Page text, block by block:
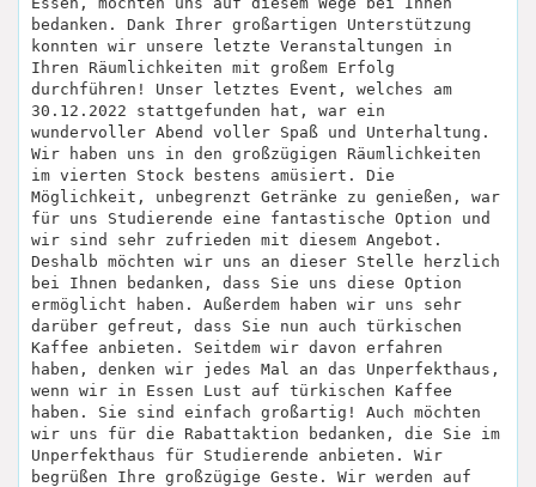
bedanken. Dank Ihrer großartigen Unterstützung
konnten wir unsere letzte Veranstaltungen in
Ihren Räumlichkeiten mit großem Erfolg
durchführen! Unser letztes Event, welches am
30.12.2022 stattgefunden hat, war ein
wundervoller Abend voller Spaß und Unterhaltung.
Wir haben uns in den großzügigen Räumlichkeiten
im vierten Stock bestens amüsiert. Die
Möglichkeit, unbegrenzt Getränke zu genießen, war
für uns Studierende eine fantastische Option und
wir sind sehr zufrieden mit diesem Angebot.
Deshalb möchten wir uns an dieser Stelle herzlich
bei Ihnen bedanken, dass Sie uns diese Option
ermöglicht haben. Außerdem haben wir uns sehr
darüber gefreut, dass Sie nun auch türkischen
Kaffee anbieten. Seitdem wir davon erfahren
haben, denken wir jedes Mal an das Unperfekthaus,
wenn wir in Essen Lust auf türkischen Kaffee
haben. Sie sind einfach großartig! Auch möchten
wir uns für die Rabattaktion bedanken, die Sie im
Unperfekthaus für Studierende anbieten. Wir
begrüßen Ihre großzügige Geste. Wir werden auf